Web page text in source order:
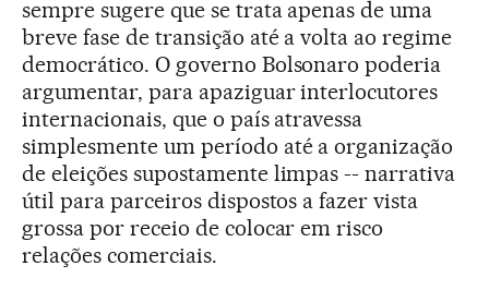
sempre sugere que se trata apenas de uma
breve fase de transição até a volta ao regime
democrático. O governo Bolsonaro poderia
argumentar, para apaziguar interlocutores
internacionais, que o país atravessa
simplesmente um período até a organização
de eleições supostamente limpas -- narrativa
útil para parceiros dispostos a fazer vista
grossa por receio de colocar em risco
relações comerciais.